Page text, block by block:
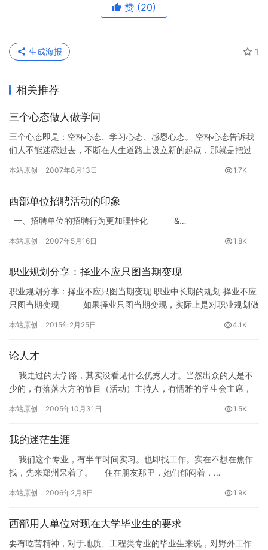
赞 (20)
1
生成海报
相关推荐
三个心态做人做学问
三个心态即是：空杯心态、学习心态、感恩心态。 空杯心态告诉我
们人不能迷恋过去，不断在人生道路上设立新的起点，那就是把过
在过…
本站原创 2007年8月13日 1.7K
西部单位招聘活动的印象
一、招聘单位的招聘行为更加理性化 &…
本站原创 2007年5月16日 1.8K
职业规划分享：择业不应只图当期变现
职业规划分享：择业不应只图当期变现 职业中长期的规划 择业不应
只图当期变现 如果择业只图当期变现，实际上是对职业规划做
本站原创 2015年2月25日 4.1K
论人才
我走过的大学路，其实没看见什么优秀人才。当然出众的人是不
少的，有落落大方的节目（活动）主持人，有懦雅的学生会主席，
本站原创 2005年10月31日 1.5K
我的迷茫生涯
我们这个专业，有半年时间实习。也即找工作。实在不想在焦作
找，先来郑州呆着了。 住在朋友那里，她们郁闷着，…
本站原创 2006年2月8日 1.9K
西部用人单位对现在大学毕业生的要求
要有吃苦精神，对于地质、工程类专业的毕业生来说，对野外工作